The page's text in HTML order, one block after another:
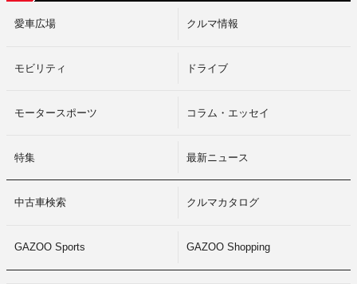
愛車広場 クルマ情報
モビリティ ドライブ
モータースポーツ コラム・エッセイ
特集 最新ニュース
中古車検索 クルマカタログ
GAZOO Sports GAZOO Shopping